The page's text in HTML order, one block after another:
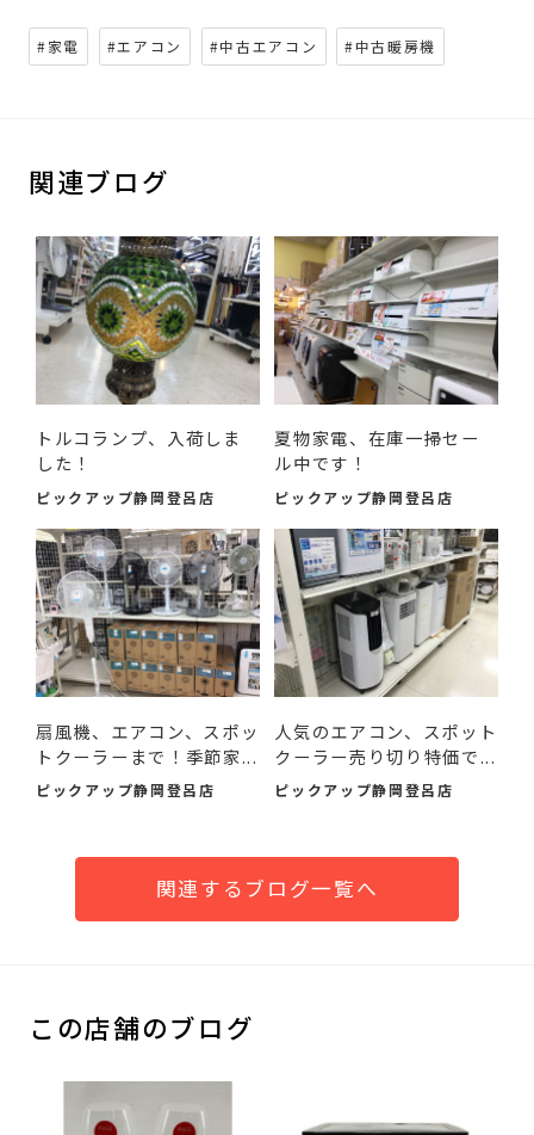
#家電 #エアコン #中古エアコン #中古暖房機
関連ブログ
トルコランプ、入荷しま
した！
ピックアップ静岡登呂店
夏物家電、在庫一掃セー
ル中です！
ピックアップ静岡登呂店
扇風機、エアコン、スポッ
トクーラーまで！季節家...
ピックアップ静岡登呂店
人気のエアコン、スポット
クーラー売り切り特価で...
ピックアップ静岡登呂店
関連するブログ一覧へ
この店舗のブログ